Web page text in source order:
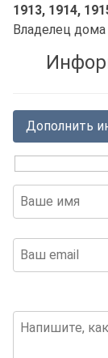
1913, 1914,
Владелец дома
Дополнить